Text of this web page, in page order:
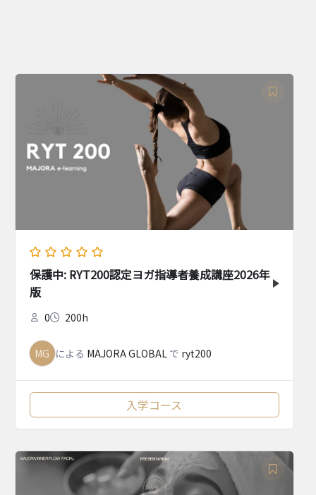
保護中: RYT200認定ヨガ指導者養成講座2026年
版
0 200h
MG による MAJORA GLOBALで ryt200
入学コース